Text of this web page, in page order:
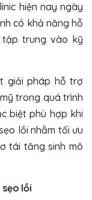
hiện nay ngày
có khả năng hỗ
tập trung vào kỹ
giải pháp hỗ trợ
trong quá trình
biệt phù hợp khi
lồi nhằm tối ưu
tái tăng sinh mô
lồi